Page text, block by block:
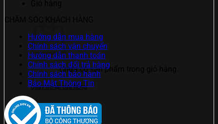
Chưa có sản phẩm trong giỏ hàng.
Quay trở lại cửa hàng
Hướng dẫn mua hàng
Chính sách vận chuyển
Hướng dẫn thanh toán
Chính sách đổi trả hàng
Chính sách bảo hành
Bảo Mật Thông Tin